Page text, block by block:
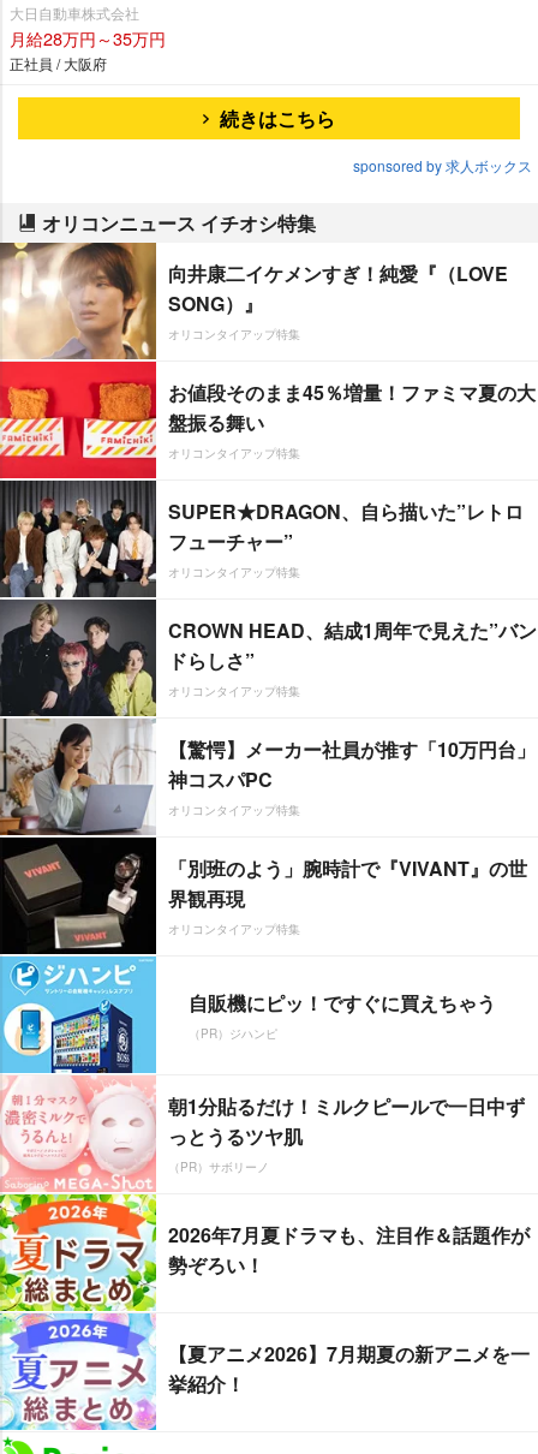
大日自動車株式会社
月給28万円～35万円
正社員 / 大阪府
続きはこちら
sponsored by 求人ボックス
オリコンニュース イチオシ特集
向井康二イケメンすぎ！純愛『（LOVE
SONG）』
オリコンタイアップ特集
お値段そのまま45％増量！ファミマ夏の大
盤振る舞い
オリコンタイアップ特集
SUPER★DRAGON、自ら描いた”レトロ
フューチャー”
オリコンタイアップ特集
CROWN HEAD、結成1周年で見えた”バン
ドらしさ”
オリコンタイアップ特集
【驚愕】メーカー社員が推す「10万円台」
神コスパPC
オリコンタイアップ特集
「別班のよう」腕時計で『VIVANT』の世
界観再現
オリコンタイアップ特集
自販機にピッ！ですぐに買えちゃう
（PR）ジハンピ
朝1分貼るだけ！ミルクピールで一日中ず
っとうるツヤ肌
（PR）サボリーノ
2026年7月夏ドラマも、注目作＆話題作が
勢ぞろい！
【夏アニメ2026】7月期夏の新アニメを一
挙紹介！